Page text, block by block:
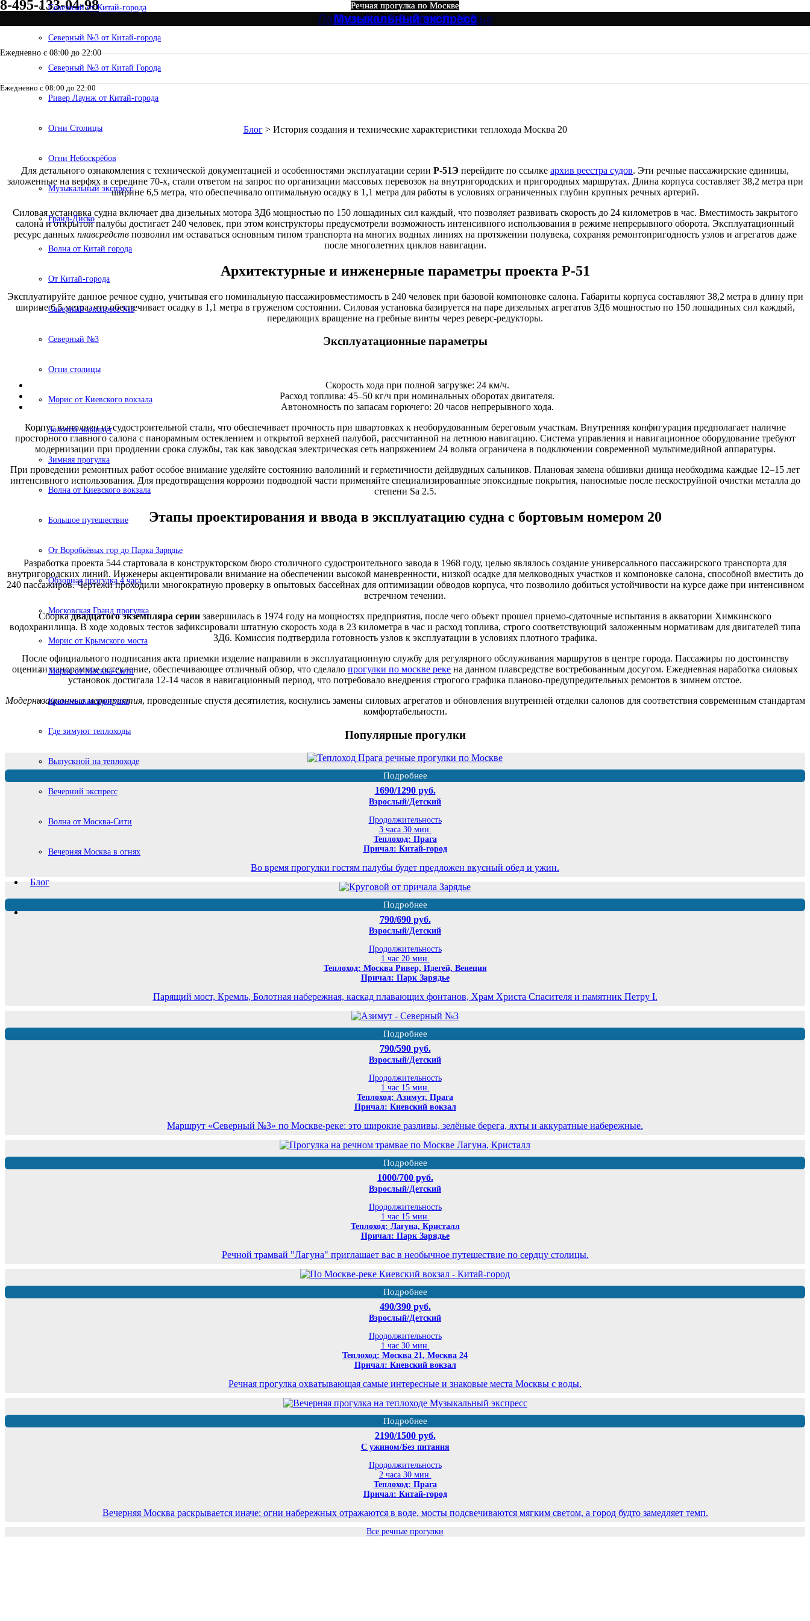
8-495-133-04-98
Ежедневно с 08:00 до 22:00
Северный от Китай-города
Северный №3 от Китай-города
Северный №3 от Китай Города
Ривер Лаунж от Китай-города
Огни Столицы
Огни Небоскрёбов
Музыкальный экспресс
Гранд-Диско
Волна от Китай города
От Китай-города
Северный Экспресс №3
Северный №3
Огни столицы
Морис от Киевского вокзала
Золотой маршрут
Зимняя прогулка
Волна от Киевского вокзала
Большое путешествие
От Воробьёвых гор до Парка Зарядье
Обзорная прогулка 4 часа
Московская Гранд прогулка
Морис от Крымского моста
Морис от Москва-Сити
Кремлевская прогулка
Где зимуют теплоходы
Выпускной на теплоходе
Вечерний экспресс
Волна от Москва-Сити
Вечерняя Москва в огнях
Блог
Ежедневно с 08:00 до 22:00
8-495-133-04-98 История создания и технические характеристики теплохода Москва 20
Блог> История создания и технические характеристики теплохода Москва 20
Для детального ознакомления с технической документацией и особенностями эксплуатации серии Р-51Э перейдите по ссылке архив реестра судов. Эти речные пассажирские единицы,
заложенные на верфях в середине 70-х, стали ответом на запрос по организации массовых перевозок на внутригородских и пригородных маршрутах. Длина корпуса составляет 38,2 метра при
ширине 6,5 метра, что обеспечивало оптимальную осадку в 1,1 метра для работы в условиях ограниченных глубин крупных речных артерий.
Силовая установка судна включает два дизельных мотора 3Д6 мощностью по 150 лошадиных сил каждый, что позволяет развивать скорость до 24 километров в час. Вместимость закрытого
салона и открытой палубы достигает 240 человек, при этом конструкторы предусмотрели возможность интенсивного использования в режиме непрерывного оборота. Эксплуатационный
ресурс данных плавсредствпозволил им оставаться основным типом транспорта на многих водных линиях на протяжении полувека, сохраняя ремонтопригодность узлов и агрегатов даже
после многолетних циклов навигации.
Архитектурные и инженерные параметры проекта Р-51
Эксплуатируйте данное речное судно, учитывая его номинальную пассажировместимость в 240 человек при базовой компоновке салона. Габариты корпуса составляют 38,2 метра в длину при
ширине 6,5 метра, что обеспечивает осадку в 1,1 метра в груженом состоянии. Силовая установка базируется на паре дизельных агрегатов 3Д6 мощностью по 150 лошадиных сил каждый,
передающих вращение на гребные винты через реверс-редукторы.
Эксплуатационные параметры
Скорость хода при полной загрузке: 24 км/ч.
Расход топлива: 45–50 кг/ч при номинальных оборотах двигателя.
Автономность по запасам горючего: 20 часов непрерывного хода.
Корпус выполнен из судостроительной стали, что обеспечивает прочность при швартовках к необорудованным береговым участкам. Внутренняя конфигурация предполагает наличие
просторного главного салона с панорамным остеклением и открытой верхней палубой, рассчитанной на летнюю навигацию. Система управления и навигационное оборудование требуют
модернизации при продлении срока службы, так как заводская электрическая сеть напряжением 24 вольта ограничена в подключении современной мультимедийной аппаратуры.
При проведении ремонтных работ особое внимание уделяйте состоянию валолиний и герметичности дейдвудных сальников. Плановая замена обшивки днища необходима каждые 12–15 лет
интенсивного использования. Для предотвращения коррозии подводной части применяйте специализированные эпоксидные покрытия, наносимые после пескоструйной очистки металла до
степени Sa 2.5.
Этапы проектирования и ввода в эксплуатацию судна с бортовым номером 20
Разработка проекта 544 стартовала в конструкторском бюро столичного судостроительного завода в 1968 году, целью являлось создание универсального пассажирского транспорта для
внутригородских линий. Инженеры акцентировали внимание на обеспечении высокой маневренности, низкой осадке для мелководных участков и компоновке салона, способной вместить до
240 пассажиров. Чертежи проходили многократную проверку в опытовых бассейнах для оптимизации обводов корпуса, что позволило добиться устойчивости на курсе даже при интенсивном
встречном течении.
Сборкадвадцатого экземпляра серии завершилась в 1974 году на мощностях предприятия, после чего объект прошел приемо-сдаточные испытания в акватории Химкинского
водохранилища. В ходе ходовых тестов зафиксировали штатную скорость хода в 23 километра в час и расход топлива, строго соответствующий заложенным нормативам для двигателей типа
3Д6. Комиссия подтвердила готовность узлов к эксплуатации в условиях плотного трафика.
После официального подписания акта приемки изделие направили в эксплуатационную службу для регулярного обслуживания маршрутов в центре города. Пассажиры по достоинству
оценили панорамное остекление, обеспечивающее отличный обзор, что сделало прогулки по москве реке на данном плавсредстве востребованным досугом. Ежедневная наработка силовых
установок достигала 12-14 часов в навигационный период, что потребовало внедрения строгого графика планово-предупредительных ремонтов в зимнем отстое.
Модернизационные мероприятия, проведенные спустя десятилетия, коснулись замены силовых агрегатов и обновления внутренней отделки салонов для соответствия современным стандартам
комфортабельности.
Популярные прогулки
Речная прогулка по Москве
Огни Столицы
Подробнее
1690/1290 руб.
Взрослый/Детский
Продолжительность
3 часа 30 мин.
Теплоход: Прага
Причал: Китай-город
Во время прогулки гостям палубы будет предложен вкусный обед и ужин.
Речная прогулка по Москве
Круговой №4 от Зарядье
Подробнее
790/690 руб.
Взрослый/Детский
Продолжительность
1 час 20 мин.
Теплоход: Москва Ривер, Идегей, Венеция
Причал: Парк Зарядье
Парящий мост, Кремль, Болотная набережная, каскад плавающих фонтанов, Храм Христа Спасителя и памятник Петру I.
Речная прогулка по Москве
Северный №3
Подробнее
790/590 руб.
Взрослый/Детский
Продолжительность
1 час 15 мин.
Теплоход: Азимут, Прага
Причал: Киевский вокзал
Маршрут «Северный №3» по Москве-реке: это широкие разливы, зелёные берега, яхты и аккуратные набережные.
Речная прогулка по Москве
Лагуна, Кристалл от Зарядье
Подробнее
1000/700 руб.
Взрослый/Детский
Продолжительность
1 час 15 мин.
Теплоход: Лагуна, Кристалл
Причал: Парк Зарядье
Речной трамвай "Лагуна" приглашает вас в необычное путешествие по сердцу столицы.
Речная прогулка по Москве
Северный Экспресс №3
Подробнее
490/390 руб.
Взрослый/Детский
Продолжительность
1 час 30 мин.
Теплоход: Москва 21, Москва 24
Причал: Киевский вокзал
Речная прогулка охватывающая самые интересные и знаковые места Москвы с воды.
Речная прогулка по Москве
Музыкальный экспресс
Подробнее
2190/1500 руб.
С ужином/Без питания
Продолжительность
2 часа 30 мин.
Теплоход: Прага
Причал: Китай-город
Вечерняя Москва раскрывается иначе: огни набережных отражаются в воде, мосты подсвечиваются мягким светом, а город будто замедляет темп.
Все речные прогулки